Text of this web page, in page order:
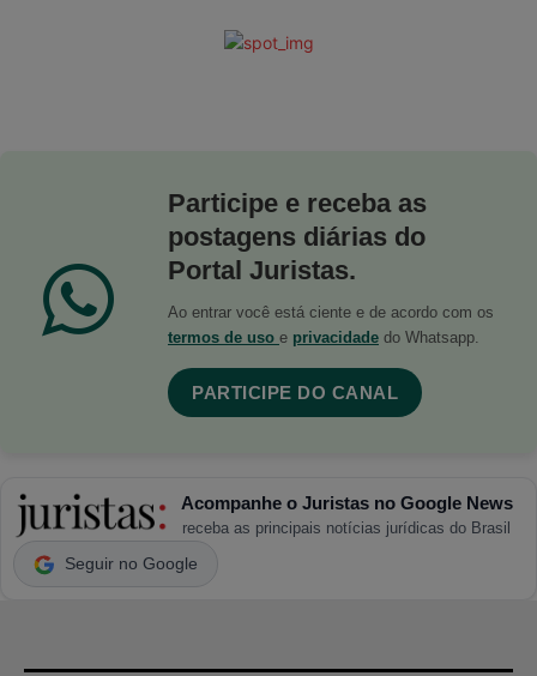
Participe e receba as
postagens diárias do
Portal Juristas.
Ao entrar você está ciente e de acordo com os
termos de uso e privacidade do Whatsapp.
PARTICIPE DO CANAL
Acompanhe o Juristas no Google News
receba as principais notícias jurídicas do Brasil
Seguir no Google